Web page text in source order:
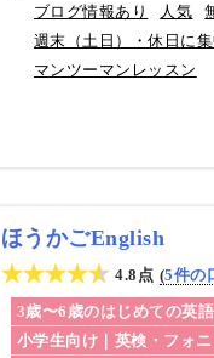
ブログ情報あり
人気
週末（土日）・休日に
マンツーマンレッスン
ほうかごEnglish
4.8点
5件の
3歳〜6歳のはじめての英
小学生向け｜英検・フォ